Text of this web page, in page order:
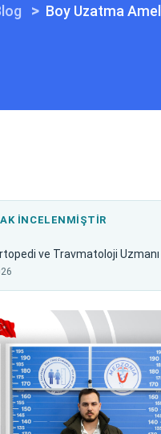
> Boy Uzatma
INCELENMIŞTIR
ve Travmatoloji Uzmanı